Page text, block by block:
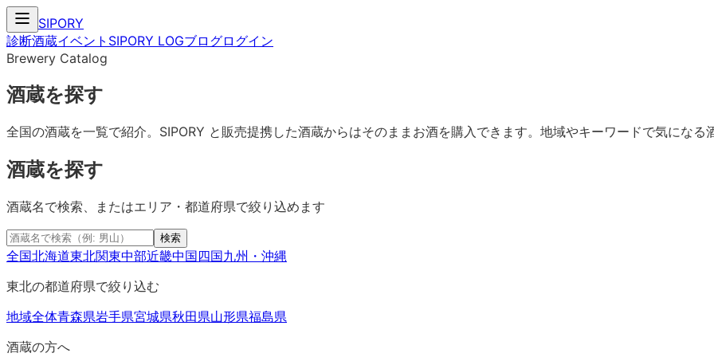
SIPORY
診断酒蔵イベント SIPORY LOGブログログイン
Brewery Catalog
酒蔵を探す
全国の酒蔵を一覧で紹介。SIPORY と販売提携した酒蔵からはそのままお酒を購入できます。地域やキーワードで気になる
酒蔵を探す
酒蔵名で検索、またはエリア・都道府県で絞り込めます
検索
全国北海道東北関東中部近畿中国四国九州・沖縄
東北の都道府県で絞り込む
地域全体青森県岩手県宮城県秋田県山形県福島県
酒蔵の方へ